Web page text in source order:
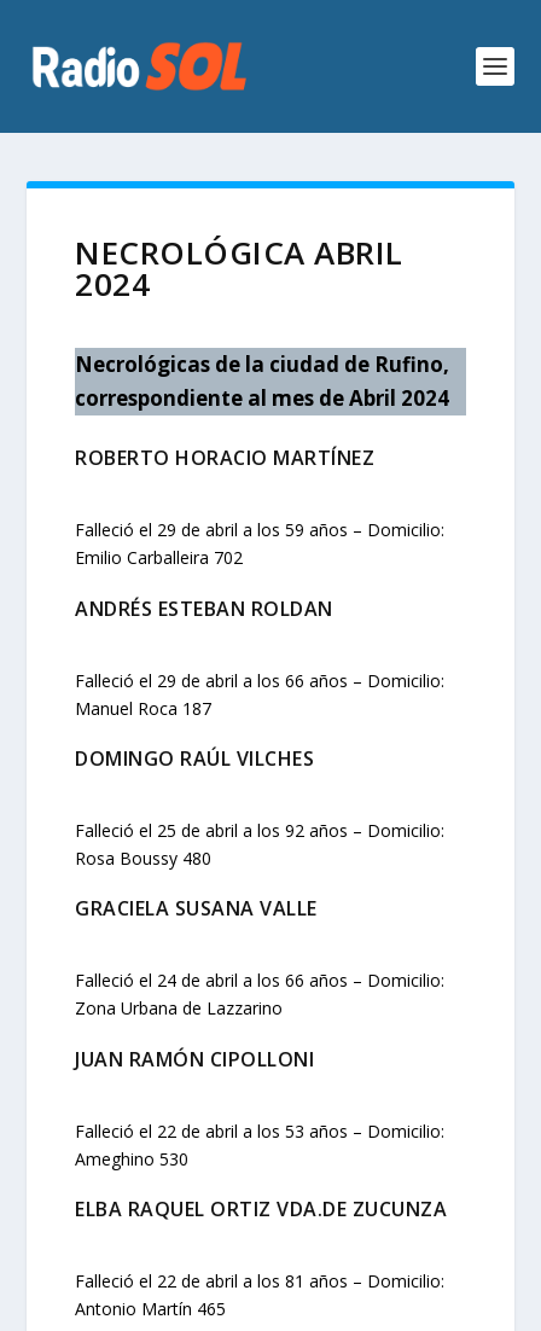
NECROLÓGICA ABRIL
2024
Necrológicas de la ciudad de Rufino,
correspondiente al mes de Abril 2024
ROBERTO HORACIO MARTÍNEZ
Falleció el 29 de abril a los 59 años – Domicilio:
Emilio Carballeira 702
ANDRÉS ESTEBAN ROLDAN
Falleció el 29 de abril a los 66 años – Domicilio:
Manuel Roca 187
DOMINGO RAÚL VILCHES
Falleció el 25 de abril a los 92 años – Domicilio:
Rosa Boussy 480
GRACIELA SUSANA VALLE
Falleció el 24 de abril a los 66 años – Domicilio:
Zona Urbana de Lazzarino
JUAN RAMÓN CIPOLLONI
Falleció el 22 de abril a los 53 años – Domicilio:
Ameghino 530
ELBA RAQUEL ORTIZ VDA.DE ZUCUNZA
Falleció el 22 de abril a los 81 años – Domicilio:
Antonio Martín 465